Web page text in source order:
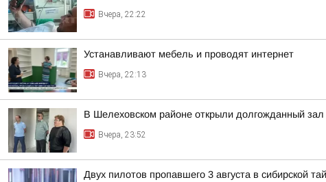
Вчера, 22:22
Устанавливают мебель и проводят интернет
Вчера, 22:13
В Шелеховском районе открыли долгожданный
Вчера, 23:52
Двух пилотов пропавшего 3 августа в сибирской